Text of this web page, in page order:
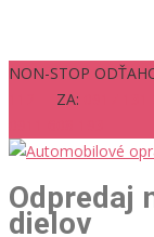
NON-STOP
ZA:
Odpredaj
dielov